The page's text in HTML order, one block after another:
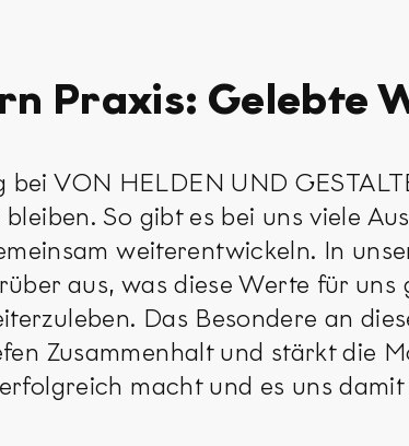
Praxis: Gelebte
VON HELDEN UND
So gibt es bei uns viele
weiterentwickeln. In
aus, was diese Werte für
Das Besondere an
Zusammenhalt und stärkt die
macht und es uns